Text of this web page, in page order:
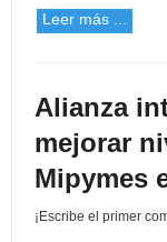
Leer más ...
Alianza
mejorar
Mipymes
¡Escribe el primer